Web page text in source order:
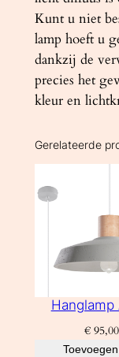
Kunt u niet
lamp hoeft u
dankzij de
precies het
kleur en
Gerelateerde
Hanglamp
€95,00